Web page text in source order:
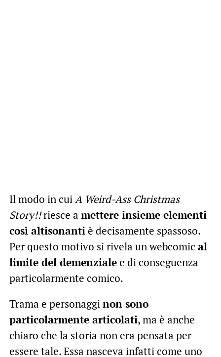
Il modo in cuiA Weird-Ass Christmas
Story!!riesce a mettere insieme elementi
così altisonantiè decisamente spassoso.
Per questo motivo si rivela un webcomic al
limite del demenzialee di conseguenza
particolarmente comico.
Trama e personagginon sono
particolarmente articolati, ma è anche
chiaro che la storia non era pensata per
essere tale. Essa nasceva infatti come uno